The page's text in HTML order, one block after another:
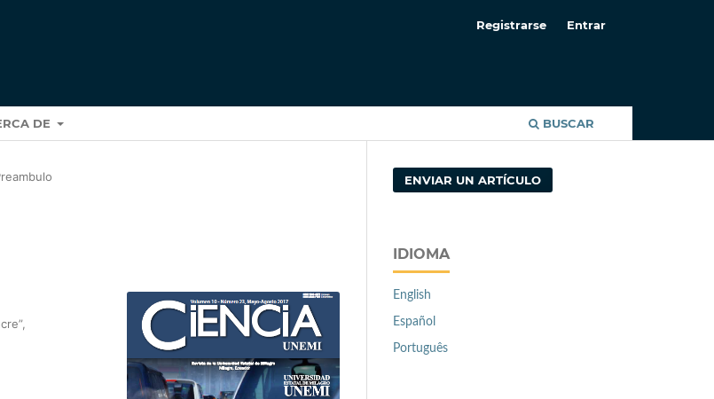
DE BUSCAR
Registrarse Entrar
ENVIAR UN ARTÍCULO
IDIOMA
English
Español
Português